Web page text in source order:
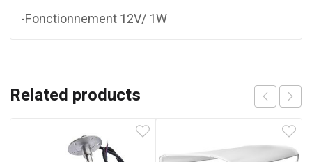
-Fonctionnement 12V/ 1W
Related products